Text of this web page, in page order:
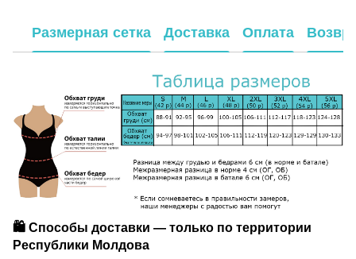
Размерная сетка Доставка Оплата
🛍️ Способы доставки — только по территории
Республики Молдова